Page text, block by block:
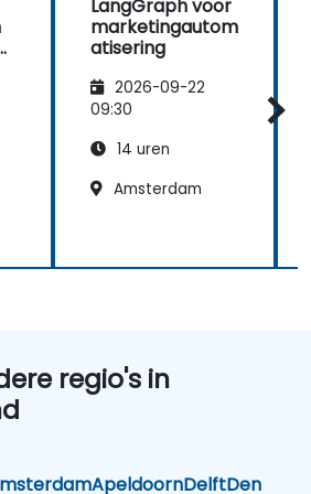
LangGraph voor
marketingautom
atisering
2026-09-22
09:30
14 uren
Amsterdam
regio's in
ApeldoornDelftDen